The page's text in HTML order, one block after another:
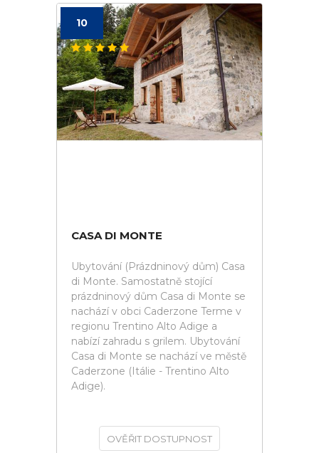
10
CASA DI MONTE
Ubytování (Prázdninový dům) Casa
di Monte. Samostatně stojící
prázdninový dům Casa di Monte se
nachází v obci Caderzone Terme v
regionu Trentino Alto Adige a
nabízí zahradu s grilem. Ubytování
Casa di Monte se nachází ve městě
Caderzone (Itálie - Trentino Alto
Adige).
OVĚŘIT DOSTUPNOST